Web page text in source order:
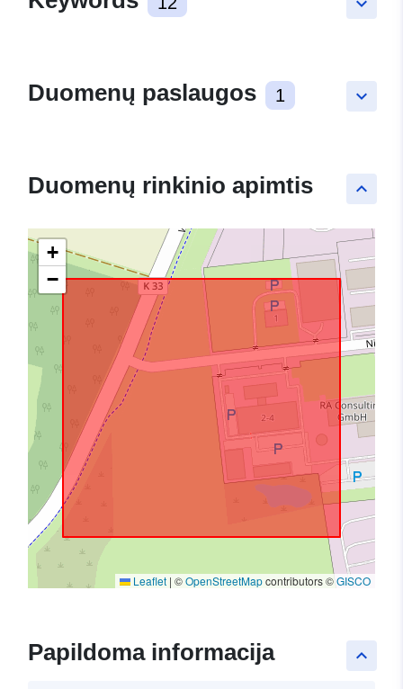
keyboard_arrow_down
Duomenų paslaugos 1
keyboard_arrow_up
Duomenų rinkinio apimtis
+
−
Leaflet | ©OpenStreetMapcontributors ©GISCO
keyboard_arrow_up
Papildoma informacija